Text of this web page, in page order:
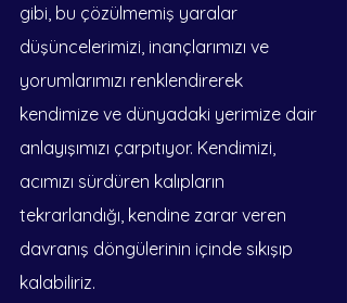
gibi, bu çözülmemiş yaralar
düşüncelerimizi, inançlarımızı ve
yorumlarımızı renklendirerek
kendimize ve dünyadaki yerimize dair
anlayışımızı çarpıtıyor. Kendimizi,
acımızı sürdüren kalıpların
tekrarlandığı, kendine zarar veren
davranış döngülerinin içinde sıkışıp
kalabiliriz.